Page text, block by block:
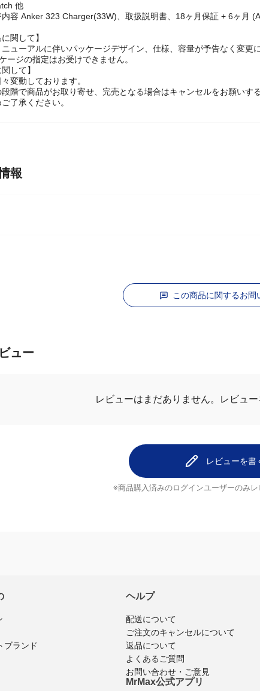
機種
他
に関して】
ューアルに伴いパッケージデザイン、仕様、容量が予告なく変更
ージの指定はお受けできません。
して】
変動しております。
階で商品がお取り寄せ、完売となる場合はキャンセルをお願いす
この商品に関するお問
ブランド
ヘルプ
配送について
ご注文のキャンセルについて
返品について
よくあるご質問
お問い合わせ・ご意見
MrMax公式アプリ